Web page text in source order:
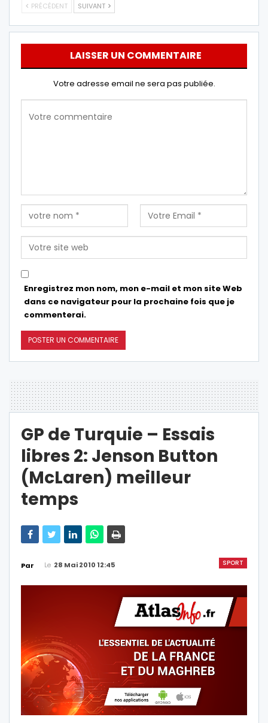
PRÉCÉDENT SUIVANT
LAISSER UN COMMENTAIRE
Votre adresse email ne sera pas publiée.
Enregistrez mon nom, mon e-mail et mon site Web
dans ce navigateur pour la prochaine fois que je
commenterai.
GP de Turquie – Essais
libres 2: Jenson Button
(McLaren) meilleur
temps
SPORT
Par Le 28 Mai 2010 12:45